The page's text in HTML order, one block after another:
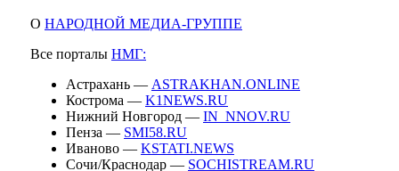
О НАРОДНОЙ МЕДИА-ГРУППЕ
Все порталы НМГ:
Астрахань — ASTRAKHAN.ONLINE
Кострома — K1NEWS.RU
Нижний Новгород — IN_NNOV.RU
Пенза — SMI58.RU
Иваново — KSTATI.NEWS
Сочи/Краснодар — SOCHISTREAM.RU